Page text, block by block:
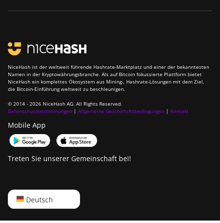
NiceHash ist der weltweit führende Hashrate-Marktplatz und einer der bekanntesten
Namen in der Kryptowährungsbranche. Als auf Bitcoin fokussierte Plattform bietet
NiceHash ein komplettes Ökosystem aus Mining-, Hashrate-Lösungen mit dem Ziel,
die Bitcoin-Einführung weltweit zu beschleunigen.
© 2014 - 2026 NiceHash AG. All Rights Reserved.
Datenschutzbestimmungen | Allgemeine Geschäftsftsbedingungen | Kontakt
Mobile App
Treten Sie unserer Gemeinschaft bei!
Deutsch
English